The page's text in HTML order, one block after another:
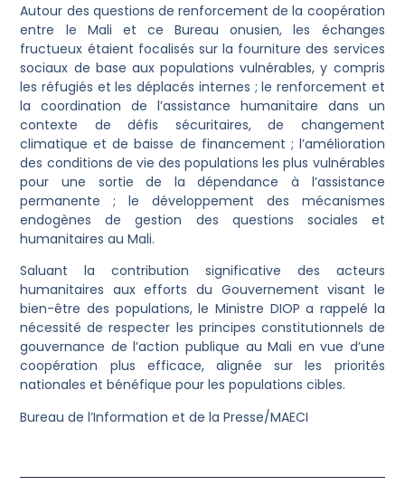
Autour des questions de renforcement de la coopération
entre le Mali et ce Bureau onusien, les échanges
fructueux étaient focalisés sur la fourniture des services
sociaux de base aux populations vulnérables, y compris
les réfugiés et les déplacés internes ; le renforcement et
la coordination de l’assistance humanitaire dans un
contexte de défis sécuritaires, de changement
climatique et de baisse de financement ; l’amélioration
des conditions de vie des populations les plus vulnérables
pour une sortie de la dépendance à l’assistance
permanente ; le développement des mécanismes
endogènes de gestion des questions sociales et
humanitaires au Mali.
Saluant la contribution significative des acteurs
humanitaires aux efforts du Gouvernement visant le
bien-être des populations, le Ministre DIOP a rappelé la
nécessité de respecter les principes constitutionnels de
gouvernance de l’action publique au Mali en vue d’une
coopération plus efficace, alignée sur les priorités
nationales et bénéfique pour les populations cibles.
Bureau de l’Information et de la Presse/MAECI